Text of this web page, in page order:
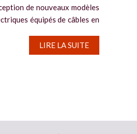
de nouveaux modèles
équipés de câbles en
léger, qui représente un
LIRE LA SUITE